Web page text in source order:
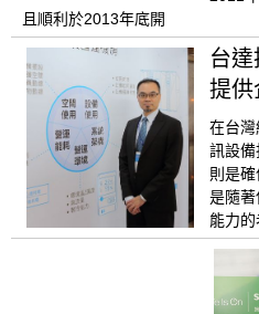
且順利於2013年底開
台
提供
在台
訊設
則是
是隨
能力